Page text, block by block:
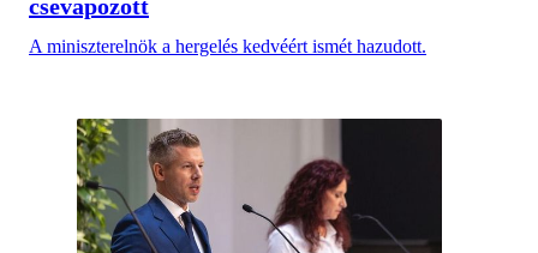
csevapozott
A miniszterelnök a hergelés kedvéért ismét hazudott.